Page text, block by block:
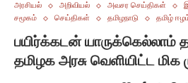
அரசியல் அறிவியல் அவசர செய்திகள்
சமூகம்
செய்திகள் தமிழநாடு தமிழ்
பயிர்க்கடன் யாருக்கெல்லாம்
தமிழக அரசு வெளியிட்ட மிக